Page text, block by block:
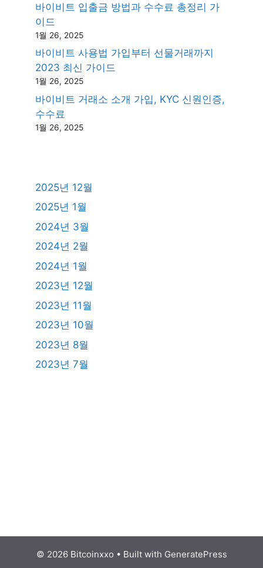
바이비트 입출금 방법과 수수료 총정리 가
이드
1월 26, 2025
바이비트 사용법 가입부터 선물거래까지
2023 최신 가이드
1월 26, 2025
바이비트 거래소 소개 가입, KYC 신원인증,
수수료
1월 26, 2025
2025년 12월
2025년 1월
2024년 3월
2024년 2월
2024년 1월
2023년 12월
2023년 11월
2023년 10월
2023년 8월
2023년 7월
© 2026 Bitcoinxxo • Built with GeneratePress